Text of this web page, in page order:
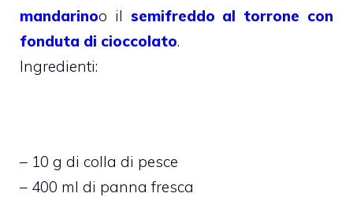
mandarinoo il semifreddo al torrone con
fonduta di cioccolato.
Ingredienti:
– 10 g di colla di pesce
– 400 ml di panna fresca